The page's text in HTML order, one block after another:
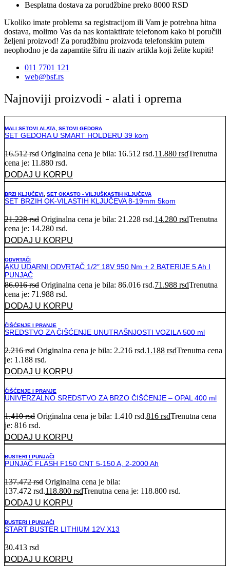
Besplatna dostava za porudžbine preko 8000 RSD
Ukoliko imate problema sa registracijom ili Vam je potrebna hitna
dostava, molimo Vas da nas kontaktirate telefonom kako bi poručili
željeni proizvod! Za porudžbinu proizvoda telefonskim putem
neophodno je da zapamtite šifru ili naziv artikla koji želite kupiti!
011 7701 121
web@bsf.rs
Najnoviji proizvodi - alati i oprema
MALI SETOVI ALATA SETOVI GEDORA
SET GEDORA U SMART HOLDERU 39 kom
16.512rsd Originalna cena je bila: 16.512 rsd.11.880 rsdTrenutna
cena je: 11.880 rsd.
DODAJ U KORPU
BRZI KLJUČEVI SET OKASTO - VILJUŠKASTIH KLJUČEVA
SET BRZIH OK-VILASTIH KLJUČEVA 8-19mm 5kom
21.228rsd Originalna cena je bila: 21.228 rsd.14.280 rsdTrenutna
cena je: 14.280 rsd.
DODAJ U KORPU
ODVRTAČI
AKU UDARNI ODVRTAČ 1/2″ 18V 950 Nm + 2 BATERIJE 5 Ah I
PUNJAČ
86.016rsd Originalna cena je bila: 86.016 rsd.71.988 rsdTrenutna
cena je: 71.988 rsd.
DODAJ U KORPU
ČIŠĆENJE I PRANJE
SREDSTVO ZA ČIŠĆENJE UNUTRAŠNJOSTI VOZILA 500 ml
2.216rsd Originalna cena je bila: 2.216 rsd.1.188 rsdTrenutna cena
je: 1.188 rsd.
DODAJ U KORPU
ČIŠĆENJE I PRANJE
UNIVERZALNO SREDSTVO ZA BRZO ČIŠĆENJE – OPAL 400 ml
1.410rsd Originalna cena je bila: 1.410 rsd.816 rsdTrenutna cena
je: 816 rsd.
DODAJ U KORPU
BUSTERI I PUNJAČI
PUNJAČ FLASH F150 CNT 5-150 A, 2-2000 Ah
137.472rsd Originalna cena je bila:
137.472 rsd.118.800 rsdTrenutna cena je: 118.800 rsd.
DODAJ U KORPU
BUSTERI I PUNJAČI
START BUSTER LITHIUM 12V X13
30.413 rsd
DODAJ U KORPU